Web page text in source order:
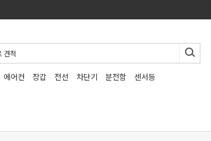
에어컨 장갑 전선 차단기 분전함 센서등